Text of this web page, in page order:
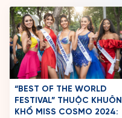
“BEST OF THE WORLD
FESTIVAL” THUỘC KHUÔN
KHỔ MISS COSMO 2024: